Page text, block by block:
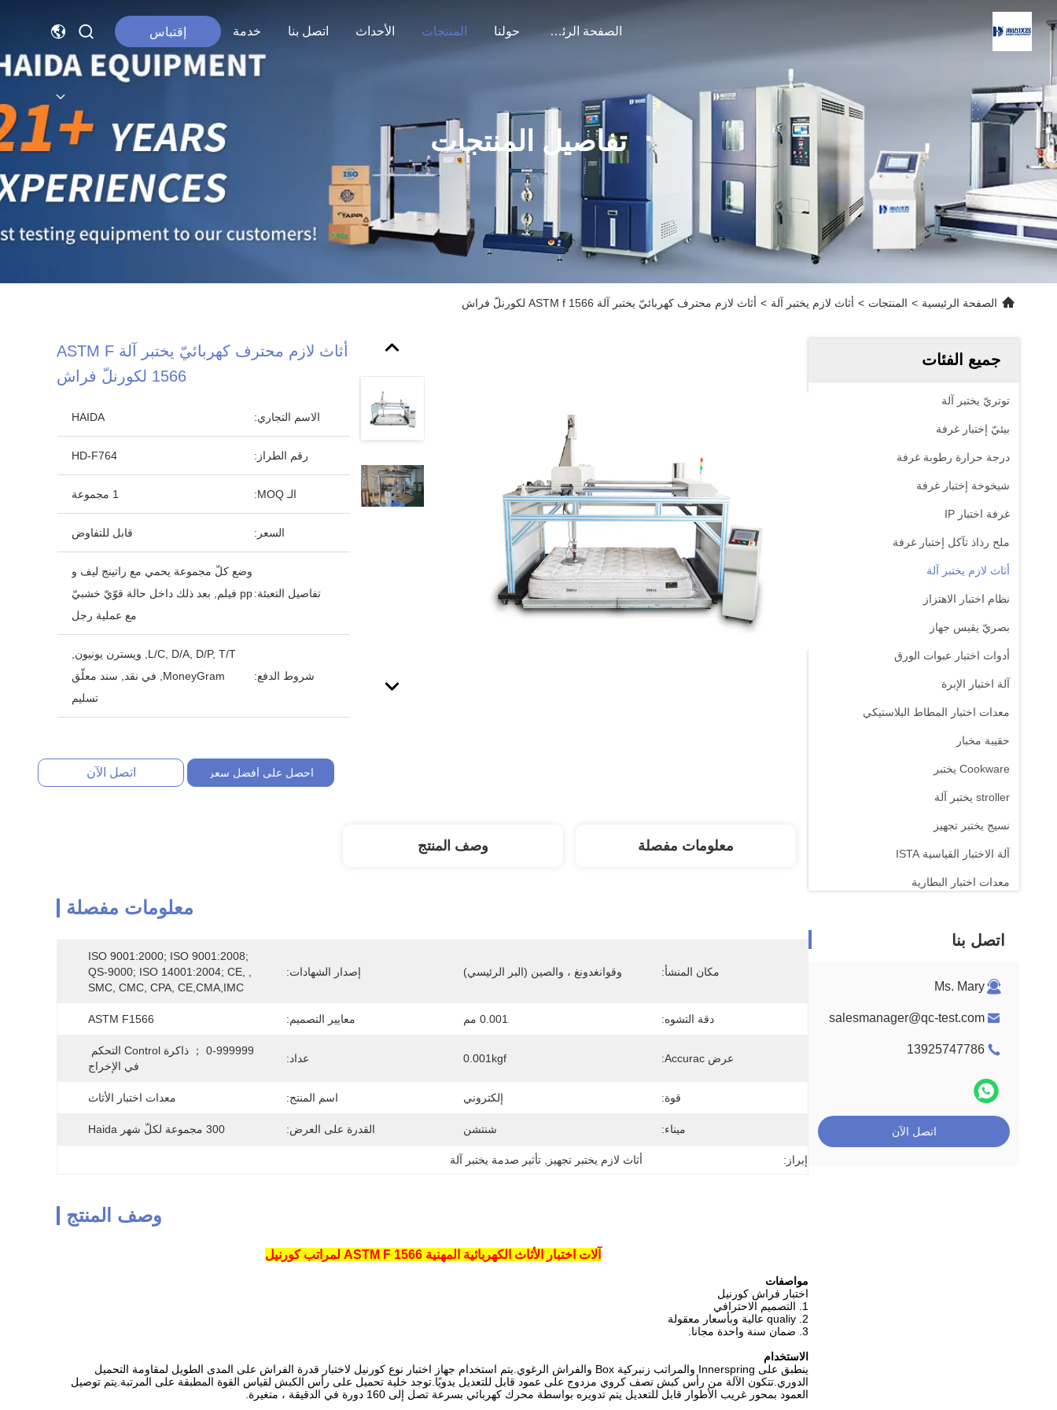
الصفحة الرئيسية حولنا المنتجات الأحداث اتصل بنا خدمة إقتباس
تفاصيل المنتجات
الصفحة الرئيسية > المنتجات > أثاث لازم يختبر آلة > أثاث لازم محترف كهربائيّ يختبر آلة ASTM f 1566 لكورنلّ فراش
جميع الفئات
توتريّ يختبر آلة
بيئيّ إختبار غرفة
درجة حرارة رطوبة غرفة
شيخوخة إختبار غرفة
غرفة اختبار IP
ملح رذاذ تآكل إختبار غرفة
أثاث لازم يختبر آلة
نظام اختبار الاهتزاز
بصريّ يقيس جهاز
أدوات اختبار عبوات الورق
آلة اختبار الإبرة
معدات اختبار المطاط البلاستيكي
حقيبة مخبار
Cookware يختبر
stroller يختبر آلة
نسيج يختبر تجهيز
آلة الاختبار القياسية ISTA
معدات اختبار البطارية
معدات اختبار قابلية الإشتعال
اتصل بنا
Ms. Mary
salesmanager@qc-test.com
13925747786
اتصل الآن
أثاث لازم محترف كهربائيّ يختبر آلة ASTM F
1566 لكورنلّ فراش
الاسم التجاري: HAIDA
رقم الطراز: HD-F764
الـ MOQ: 1 مجموعة
السعر: قابل للتفاوض
تفاصيل التعبئة:
وضع كلّ مجموعة يحمي مع راتينج ليف و
pp فيلم, بعد ذلك داخل حالة قوّيّ خشبيّ
مع عملية رجل
شروط الدفع:
L/C, D/A, D/P, T/T, ويسترن يونيون,
MoneyGram, في نقد, سند معلّق
تسليم
احصل على أفضل سعر اتصل الآن
معلومات مفصلة وصف المنتج
معلومات مفصلة
مكان المنشأ: وقوانغدونغ ، والصين (البر الرئيسي) إصدار الشهادات:
ISO 9001:2000; ISO 9001:2008;
QS-9000; ISO 14001:2004; CE, ,
SMC, CMC, CPA, CE,CMA,IMC
دقة التشوه: 0.001 مم معايير التصميم: ASTM F1566
عرض Accurac: 0.001kgf عداد:
في الإخراج
قوة: إلكتروني اسم المنتج: معدات اختبار الأثاث
ميناء: شنتشن القدرة على العرض: 300 مجموعة لكلّ شهر Haida
إبراز: أثاث لازم يختبر تجهيز , تأثير صدمة يختبر آلة
وصف المنتج
آلات اختبار الأثاث الكهربائية المهنية ASTM F 1566 لمراتب كورنيل
مواصفات
اختبار فراش كورنيل
1. التصميم الاحترافي
2. qualiy عالية وبأسعار معقولة
3. ضمان سنة واحدة مجانا.
الاستخدام
ينطبق على Innerspring والمراتب زنبركية Box والفراش الرغوي.يتم استخدام جهاز اختبار نوع كورنيل لاختبار قدرة الفراش على المدى الطويل لمقاومة التحميل
الدوري.تتكون الآلة من رأس كبش نصف كروي مزدوج على عمود قابل للتعديل يدويًا.توجد خلية تحميل على رأس الكبش لقياس القوة المطبقة على المرتبة.يتم توصيل
العمود بمحور غريب الأطوار قابل للتعديل يتم تدويره بواسطة محرك كهربائي بسرعة تصل إلى 160 دورة في الدقيقة ، متغيرة.